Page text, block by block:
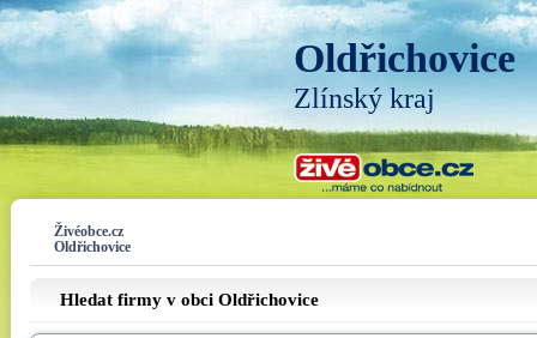
Oldřichovice
Zlínský kraj
Živéobce.cz
Oldřichovice
Hledat firmy v obci Oldřichovice